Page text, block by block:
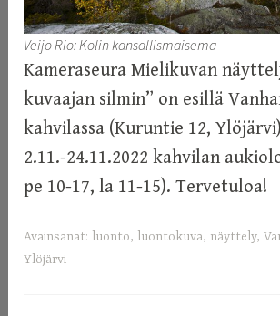
Veijo Rio: Kolin kansallismaisema
Kameraseura Mielikuvan
kuvaajan silmin” on esillä
kahvilassa (Kuruntie 12, Ylöjärvi)
2.11.-24.11.2022 kahvilan
pe 10-17, la 11-15). Tervetuloa!
Avainsanat: luonto, luontokuva, näyttely,
Ylöjärvi